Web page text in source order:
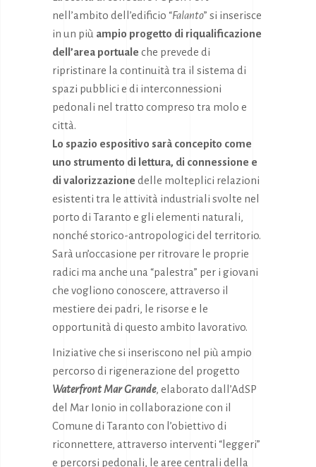
nell’ambito dell’edificio “Falanto” si inserisce
in un più ampio progetto di riqualificazione
dell’area portuale che prevede di
ripristinare la continuità tra il sistema di
spazi pubblici e di interconnessioni
pedonali nel tratto compreso tra molo e
città.
Lo spazio espositivo sarà concepito come
uno strumento di lettura, di connessione e
di valorizzazione delle molteplici relazioni
esistenti tra le attività industriali svolte nel
porto di Taranto e gli elementi naturali,
nonché storico-antropologici del territorio.
Sarà un’occasione per ritrovare le proprie
radici ma anche una “palestra” per i giovani
che vogliono conoscere, attraverso il
mestiere dei padri, le risorse e le
opportunità di questo ambito lavorativo.
Iniziative che si inseriscono nel più ampio
percorso di rigenerazione del progetto
Waterfront Mar Grande, elaborato dall’AdSP
del Mar Ionio in collaborazione con il
Comune di Taranto con l’obiettivo di
riconnettere, attraverso interventi “leggeri”
e percorsi pedonali, le aree centrali della